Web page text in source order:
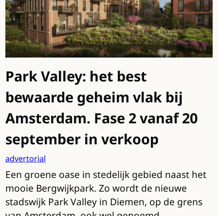
Park Valley: het best
bewaarde geheim vlak bij
Amsterdam. Fase 2 vanaf 20
september in verkoop
advertorial
Een groene oase in stedelijk gebied naast het
mooie Bergwijkpark. Zo wordt de nieuwe
stadswijk Park Valley in Diemen, op de grens